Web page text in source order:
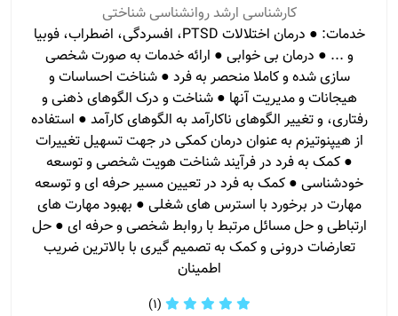
کارشناسی ارشد روانشناسی شناختی
خدمات: ● درمان اختلالات PTSD، افسردگی، اضطراب، فوبیا
و ... ● درمان بی خوابی ● ارائه خدمات به صورت شخصی
سازی شده و کاملا منحصر به فرد ● شناخت احساسات و
هیجانات و مدیریت آنها ● شناخت و درک الگوهای ذهنی و
رفتاری، و تغییر الگوهای ناکارآمد به الگوهای کارآمد ● استفاده
از هیپنوتیزم به عنوان درمان کمکی در جهت تسهیل تغییرات
● کمک به فرد در فرآیند شناخت هویت شخصی و توسعه
خودشناسی ● کمک به فرد در تعیین مسیر حرفه ای و توسعه
مهارت در برخورد با استرس های شغلی ● بهبود مهارت های
ارتباطی و حل مسائل مرتبط با روابط شخصی و حرفه ای ● حل
تعارضات درونی و کمک به تصمیم گیری با بالاترین ضریب
اطمینان
(1)